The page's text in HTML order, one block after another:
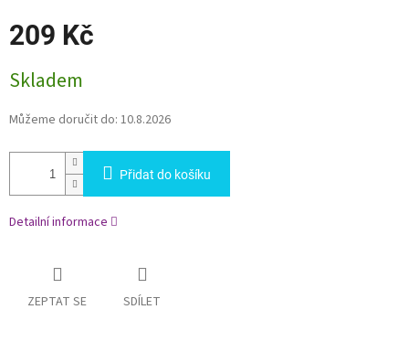
209 Kč
cena:
Skladem
Můžeme doručit do: 10.8.2026
Přidat do košíku
Detailní informace
ZEPTAT SE SDÍLET